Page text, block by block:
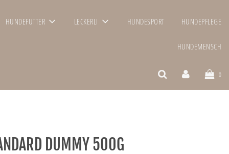
HUNDEFUTTER LECKERLI HUNDESPORT HUNDEPFLEGE
HUNDEMENSCH
0
DUMMY 500G